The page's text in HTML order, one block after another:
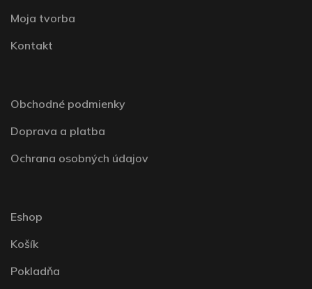
Moja tvorba
Kontakt
Obchodné podmienky
Doprava a platba
Ochrana osobných údajov
Eshop
Košík
Pokladňa